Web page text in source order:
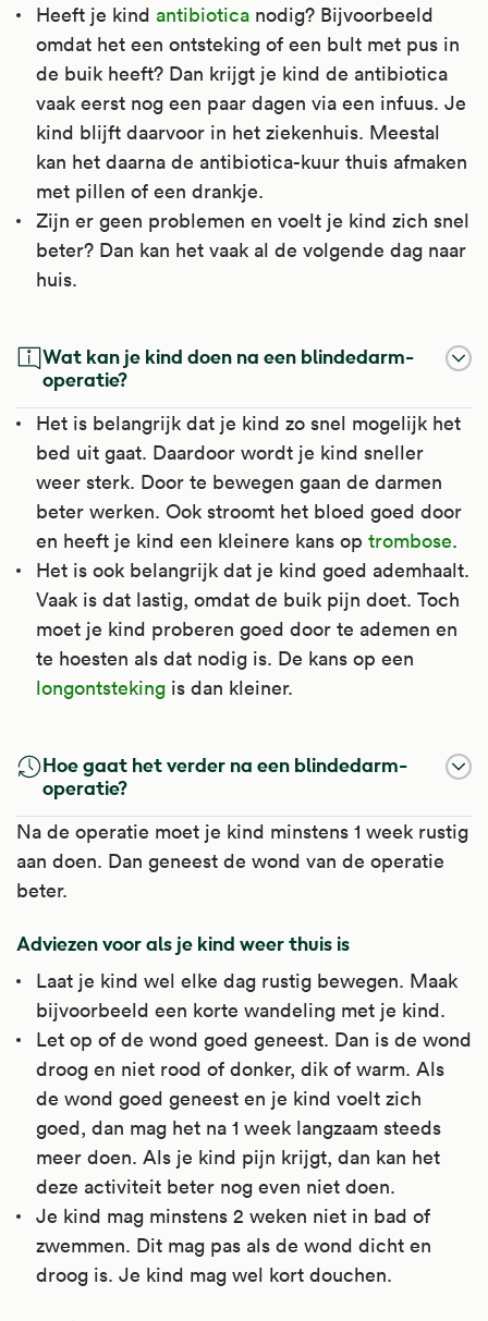
Heeft je kind antibiotica nodig? Bijvoorbeeld
omdat het een ontsteking of een bult met pus in
de buik heeft? Dan krijgt je kind de antibiotica
vaak eerst nog een paar dagen via een infuus. Je
kind blijft daarvoor in het ziekenhuis. Meestal
kan het daarna de antibiotica-kuur thuis afmaken
met pillen of een drankje.
Zijn er geen problemen en voelt je kind zich snel
beter? Dan kan het vaak al de volgende dag naar
huis.
Wat kan je kind doen na een blindedarm-
operatie?
Het is belangrijk dat je kind zo snel mogelijk het
bed uit gaat. Daardoor wordt je kind sneller
weer sterk. Door te bewegen gaan de darmen
beter werken. Ook stroomt het bloed goed door
en heeft je kind een kleinere kans op trombose.
Het is ook belangrijk dat je kind goed ademhaalt.
Vaak is dat lastig, omdat de buik pijn doet. Toch
moet je kind proberen goed door te ademen en
te hoesten als dat nodig is. De kans op een
longontsteking is dan kleiner.
Hoe gaat het verder na een blindedarm-
operatie?
Na de operatie moet je kind minstens 1 week rustig
aan doen. Dan geneest de wond van de operatie
beter.
Adviezen voor als je kind weer thuis is
Laat je kind wel elke dag rustig bewegen. Maak
bijvoorbeeld een korte wandeling met je kind.
Let op of de wond goed geneest. Dan is de wond
droog en niet rood of donker, dik of warm. Als
de wond goed geneest en je kind voelt zich
goed, dan mag het na 1 week langzaam steeds
meer doen. Als je kind pijn krijgt, dan kan het
deze activiteit beter nog even niet doen.
Je kind mag minstens 2 weken niet in bad of
zwemmen. Dit mag pas als de wond dicht en
droog is. Je kind mag wel kort douchen.